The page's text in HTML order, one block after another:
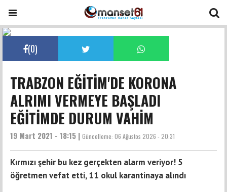
(0)
TRABZON EĞİTİM'DE KORONA
ALRIMI VERMEYE BAŞLADI
EĞİTİMDE DURUM VAHİM
19 Mart 2021 - 18:15 | Güncelleme: 06 Ağustos 2026 - 20:31
Kırmızı şehir bu kez gerçekten alarm veriyor! 5
öğretmen vefat etti, 11 okul karantinaya alındı